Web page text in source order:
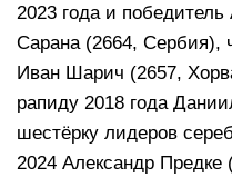
2023 года и
Сарана (2664, Сербия),
Иван Шарич (2657,
рапиду 2018 года
шестёрку лидеров
2024 Александр